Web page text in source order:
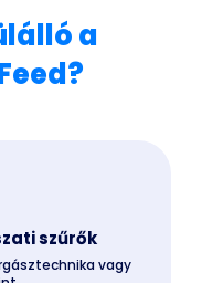
a
szűrők
vagy